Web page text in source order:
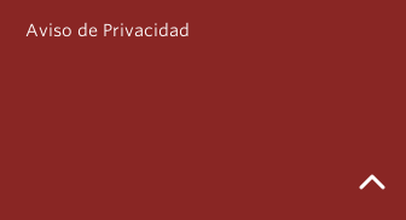
Aviso de Privacidad